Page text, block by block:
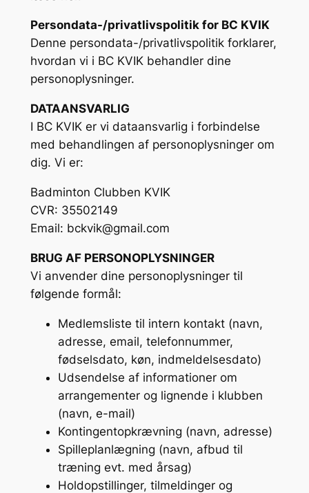
Persondata-/privatlivspolitik for BC KVIK
Denne persondata-/privatlivspolitik forklarer,
hvordan vi i BC KVIK behandler dine
personoplysninger.
DATAANSVARLIG
I BC KVIK er vi dataansvarlig i forbindelse
med behandlingen af personoplysninger om
dig. Vi er:
Badminton Clubben KVIK
CVR: 35502149
Email: bckvik@gmail.com
BRUG AF PERSONOPLYSNINGER
Vi anvender dine personoplysninger til
følgende formål:
Medlemsliste til intern kontakt (navn,
adresse, email, telefonnummer,
fødselsdato, køn, indmeldelsesdato)
Udsendelse af informationer om
arrangementer og lignende i klubben
(navn, e-mail)
Kontingentopkrævning (navn, adresse)
Spilleplanlægning (navn, afbud til
træning evt. med årsag)
Holdopstillinger, tilmeldinger og